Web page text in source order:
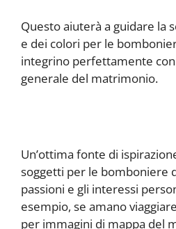
Questo aiuterà a guidare la
e dei colori per le
integrino perfettamente con
generale del matrimonio.
Un’ottima fonte di
soggetti per le bomboniere
passioni e gli interessi
esempio, se amano
per immagini di mappa del